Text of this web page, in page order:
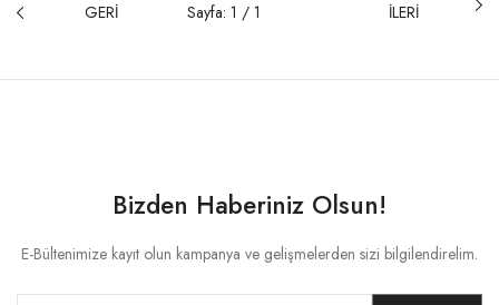
GERİ Sayfa: 1 / 1 İLERİ
Bizden Haberiniz Olsun!
E-Bültenimize kayıt olun kampanya ve gelişmelerden sizi bilgilendirelim.